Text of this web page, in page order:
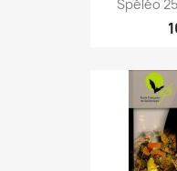
Spéléo